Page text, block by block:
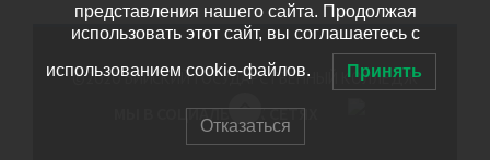
©2020БИЙСКИЙ ГОСУДАРСТВЕННЫЙ КОЛЛЕДЖ
МЫ В СОЦИАЛЬНЫХ СЕТЯХ
представления нашего сайта. Продолжая
использовать этот сайт, вы соглашаетесь с
использованием cookie-файлов. Принять
Отказаться